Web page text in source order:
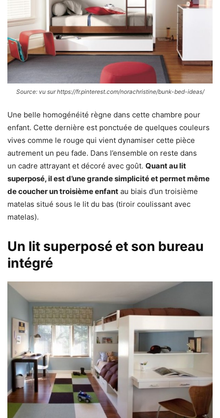
Source: vu sur https://fr.pinterest.com/norachristine/bunk-bed-ideas/
Une belle homogénéité règne dans cette chambre pour
enfant. Cette dernière est ponctuée de quelques couleurs
vives comme le rouge qui vient dynamiser cette pièce
autrement un peu fade. Dans l’ensemble on reste dans
un cadre attrayant et décoré avec goût. Quant au lit
superposé, il est d’une grande simplicité et permet même
de coucher un troisième enfant au biais d’un troisième
matelas situé sous le lit du bas (tiroir coulissant avec
matelas).
Un lit superposé et son bureau
intégré